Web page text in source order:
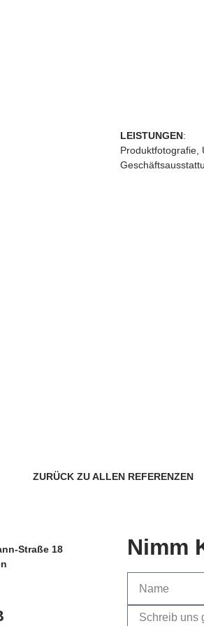
LEISTUNGEN:
Produktfotografie,
ZURÜCK ZU ALLEN REFERENZEN
Straße 18
Nimm